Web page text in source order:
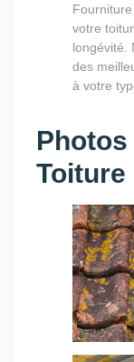
votre
longévité.
des
à votre
Toiture